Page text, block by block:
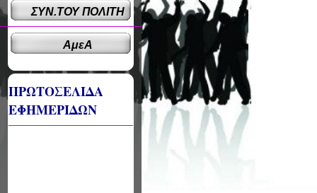
ΣΥΝ.ΤΟΥ ΠΟΛΙΤΗ
ΑμεΑ
ΠΡΩΤΟΣΕΛΙΔΑ
ΕΦΗΜΕΡΙΔΩΝ